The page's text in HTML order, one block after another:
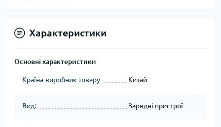
Характеристики
Основні характеристики
Країна-виробник товару Китай
Вид: Зарядні пристрої